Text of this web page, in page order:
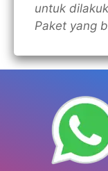
untuk
Paket yang